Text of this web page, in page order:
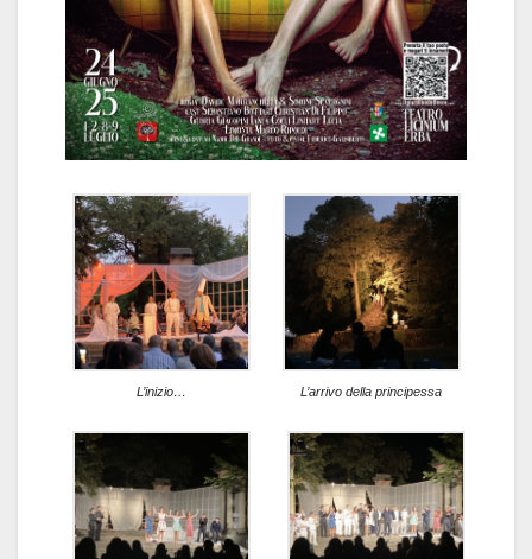
L’inizio… L’arrivo della principessa